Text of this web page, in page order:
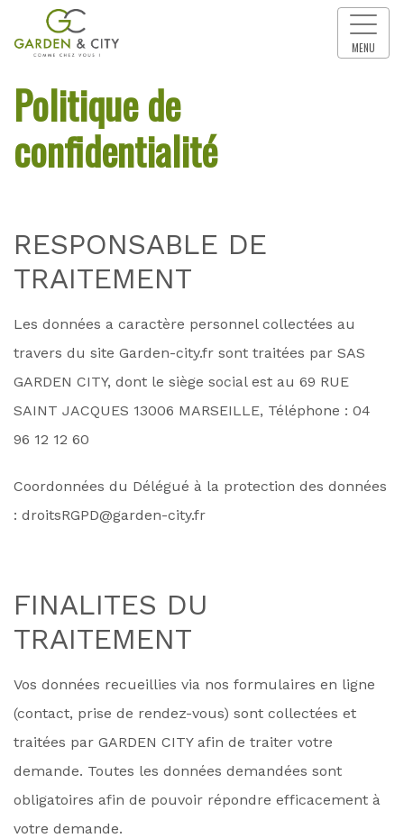
MENU
Politique de
confidentialité
RESPONSABLE DE
TRAITEMENT
Les données a caractère personnel collectées au
travers du site Garden-city.fr sont traitées par SAS
GARDEN CITY, dont le siège social est au 69 RUE
SAINT JACQUES 13006 MARSEILLE, Téléphone : 04
96 12 12 60
Coordonnées du Délégué à la protection des données
: droitsRGPD@garden-city.fr
FINALITES DU
TRAITEMENT
Vos données recueillies via nos formulaires en ligne
(contact, prise de rendez-vous) sont collectées et
traitées par GARDEN CITY afin de traiter votre
demande. Toutes les données demandées sont
obligatoires afin de pouvoir répondre efficacement à
votre demande.